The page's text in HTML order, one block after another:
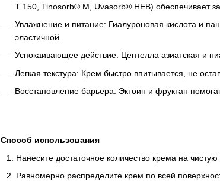
T 150, Tinosorb® M, Uvasorb® HEB) обеспечивает
Увлажнение и питание: Гиалуроновая кислота и
эластичной.
Успокаивающее действие: Центелла азиатская и
Легкая текстура: Крем быстро впитывается, не
Восстановление барьера: Эктоин и фруктан
Способ использования
Нанесите достаточное количество крема на
Равномерно распределите крем по всей